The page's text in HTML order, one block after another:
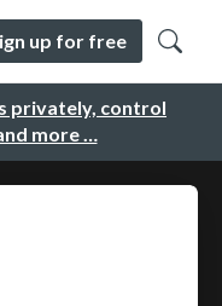
privately, control
more …
up for free